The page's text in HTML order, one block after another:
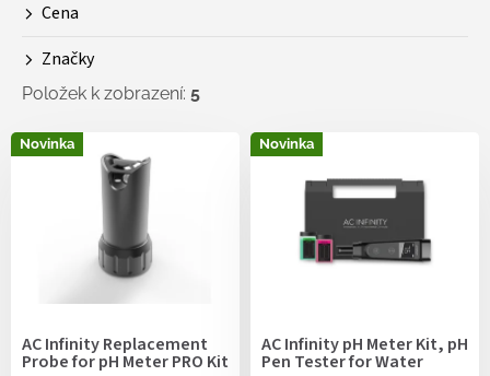
Cena
Značky
Položek k zobrazení: 5
V
ý
Novinka
AC Infinity Replacement
Probe for pH Meter PRO Kit
Novinka
AC Infinity pH Meter Kit, pH
Pen Tester for Water